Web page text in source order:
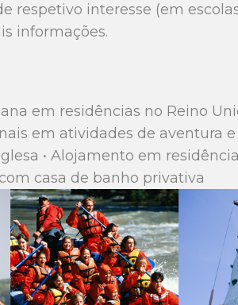
respetivo interesse (em
informações.
em residências no Reino
em atividades de aventura e
• Alojamento em
casa de banho privativa